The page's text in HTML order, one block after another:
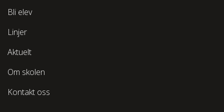
Bli elev
Linjer
Aktuelt
Om skolen
Kontakt oss